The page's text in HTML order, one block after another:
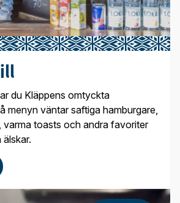
du Kläppens omtyckta
menyn väntar saftiga hamburgare,
varma toasts och andra favoriter